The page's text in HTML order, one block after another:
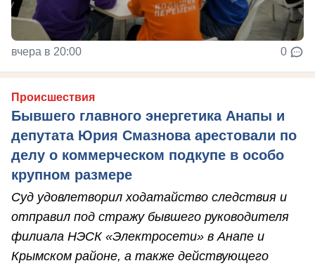
вчера в 20:00 0
Происшествия
Бывшего главного энергетика Анапы и
депутата Юрия Смазнова арестовали по
делу о коммерческом подкупе в особо
крупном размере
Суд удовлетворил ходатайство следствия и
отправил под стражу бывшего руководителя
филиала НЭСК «Электросети» в Анапе и
Крымском районе, а также действующего